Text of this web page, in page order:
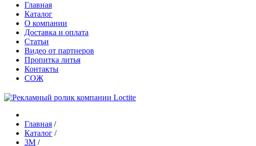
Главная
Каталог
О компании
Доставка и оплата
Статьи
Видео от партнеров
Пропитка литья
Контакты
СОЖ
Главная /
Каталог /
3М /